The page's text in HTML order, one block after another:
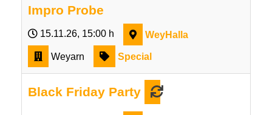
Impro Probe
15.11.26, 15:00 h WeyHalla
Weyarn Special
Black Friday Party